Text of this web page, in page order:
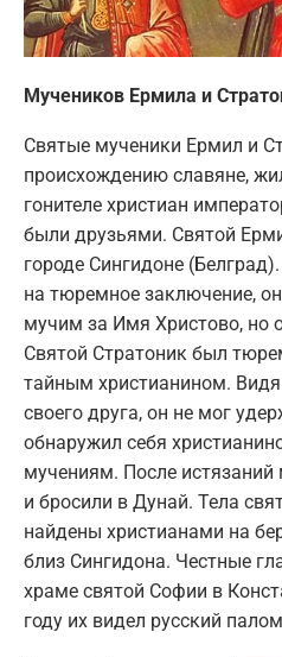
Мучеников Ермила и
Святые мученики Ермил и
происхождению славяне,
гонителе христиан
были друзьями. Святой
городе Сингидоне
на тюремное заключение,
мучим за Имя Христово, но
Святой Стратоник был
тайным христианином.
своего друга, он не мог
обнаружил себя
мучениям. После
и бросили в Дунай. Тела
найдены христианами на
близ Сингидона. Честные
храме святой Софии в
году их видел русский